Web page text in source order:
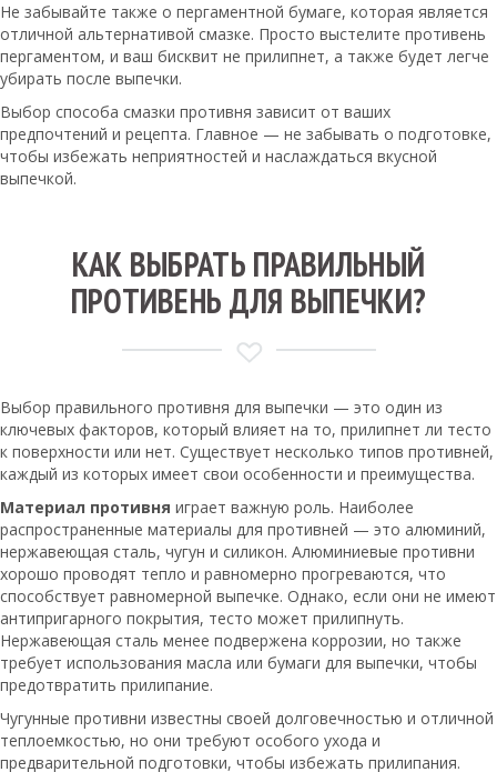
Не забывайте также о пергаментной бумаге, которая является
отличной альтернативой смазке. Просто выстелите противень
пергаментом, и ваш бисквит не прилипнет, а также будет легче
убирать после выпечки.
Выбор способа смазки противня зависит от ваших
предпочтений и рецепта. Главное — не забывать о подготовке,
чтобы избежать неприятностей и наслаждаться вкусной
выпечкой.
КАК ВЫБРАТЬ ПРАВИЛЬНЫЙ
ПРОТИВЕНЬ ДЛЯ ВЫПЕЧКИ?
Выбор правильного противня для выпечки — это один из
ключевых факторов, который влияет на то, прилипнет ли тесто
к поверхности или нет. Существует несколько типов противней,
каждый из которых имеет свои особенности и преимущества.
Материал противня играет важную роль. Наиболее
распространенные материалы для противней — это алюминий,
нержавеющая сталь, чугун и силикон. Алюминиевые противни
хорошо проводят тепло и равномерно прогреваются, что
способствует равномерной выпечке. Однако, если они не имеют
антипригарного покрытия, тесто может прилипнуть.
Нержавеющая сталь менее подвержена коррозии, но также
требует использования масла или бумаги для выпечки, чтобы
предотвратить прилипание.
Чугунные противни известны своей долговечностью и отличной
теплоемкостью, но они требуют особого ухода и
предварительной подготовки, чтобы избежать прилипания.